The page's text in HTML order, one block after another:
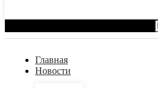
Главная
Новости